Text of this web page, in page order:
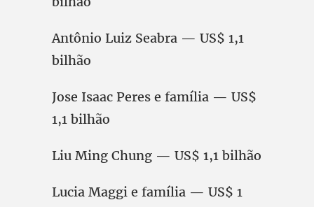
Antônio Luiz Seabra — US$ 1,1
bilhão
Jose Isaac Peres e família — US$
1,1 bilhão
Liu Ming Chung — US$ 1,1 bilhão
Lucia Maggi e família — US$ 1